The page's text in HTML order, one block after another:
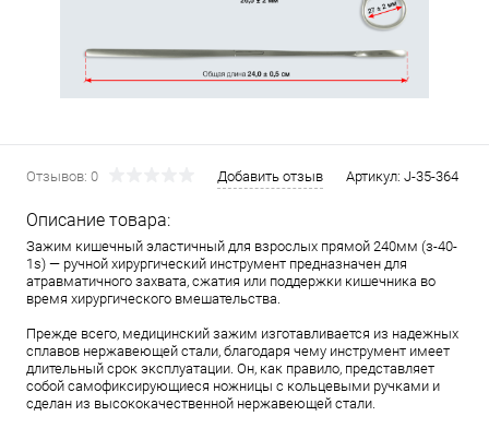
Отзывов: 0 Добавить отзыв Артикул: J-35-364
Описание товара:
Зажим кишечный эластичный для взрослых прямой 240мм (з-40-
1s) — ручной хирургический инструмент предназначен для
атравматичного захвата, сжатия или поддержки кишечника во
время хирургического вмешательства.
Прежде всего, медицинский зажим изготавливается из надежных
сплавов нержавеющей стали, благодаря чему инструмент имеет
длительный срок эксплуатации. Он, как правило, представляет
собой самофиксирующиеся ножницы с кольцевыми ручками и
сделан из высококачественной нержавеющей стали.